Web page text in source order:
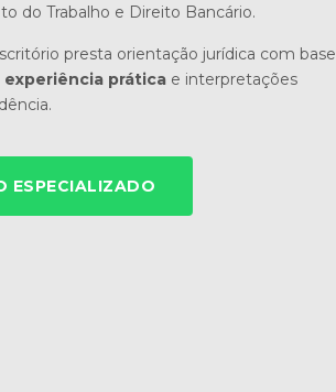
do Trabalho e Direito Bancário.
presta orientação jurídica com base
prática e interpretações
ESPECIALIZADO